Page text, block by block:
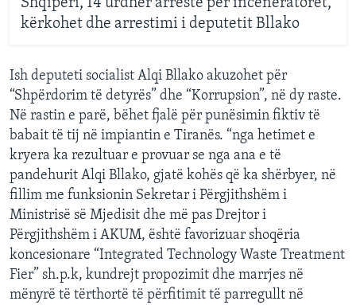
kërkohet dhe arrestimi i deputetit Bllako
Ish deputeti socialist Alqi Bllako akuzohet për
“Shpërdorim të detyrës” dhe “Korrupsion”, në dy raste.
Në rastin e parë, bëhet fjalë për punësimin fiktiv të
babait të tij në impiantin e Tiranës. “nga hetimet e
kryera ka rezultuar e provuar se nga ana e të
pandehurit Alqi Bllako, gjatë kohës që ka shërbyer, në
fillim me funksionin Sekretar i Përgjithshëm i
Ministrisë së Mjedisit dhe më pas Drejtor i
Përgjithshëm i AKUM, është favorizuar shoqëria
koncesionare “Integrated Technology Waste Treatment
Fier” sh.p.k, kundrejt propozimit dhe marrjes në
mënyrë të tërthortë të përfitimit të parregullt në